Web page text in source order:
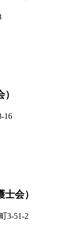
16
士会）
3-51-2